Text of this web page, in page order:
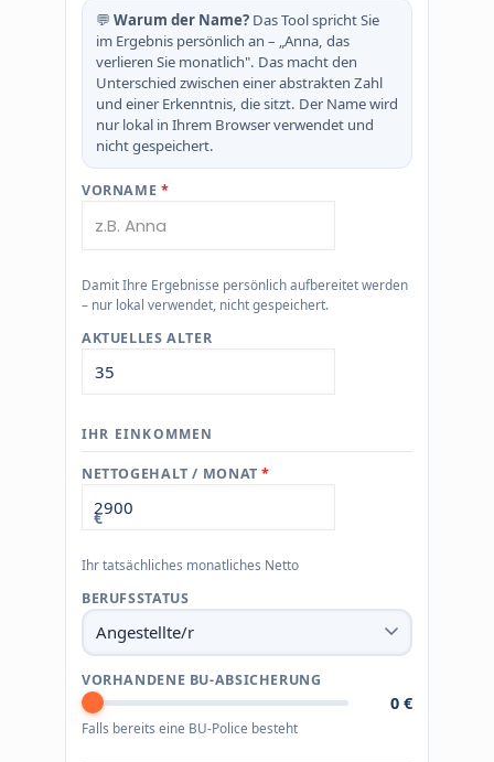
💬 Warum der Name? Das Tool spricht Sie
im Ergebnis persönlich an – „Anna, das
verlieren Sie monatlich". Das macht den
Unterschied zwischen einer abstrakten Zahl
und einer Erkenntnis, die sitzt. Der Name wird
nur lokal in Ihrem Browser verwendet und
nicht gespeichert.
VORNAME *
Damit Ihre Ergebnisse persönlich aufbereitet werden
– nur lokal verwendet, nicht gespeichert.
AKTUELLES ALTER
IHR EINKOMMEN
NETTOGEHALT / MONAT*
€
Ihr tatsächliches monatliches Netto
BERUFSSTATUS
VORHANDENE BU-ABSICHERUNG
0 €
Falls bereits eine BU-Police besteht